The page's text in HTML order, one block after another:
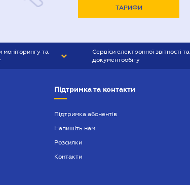
ТАРИФИ
моніторингу та
Сервіси електронної звітності та
документообігу
Підтримка та контакти
Підтримка абонентів
Напишіть нам
Розсилки
Контакти